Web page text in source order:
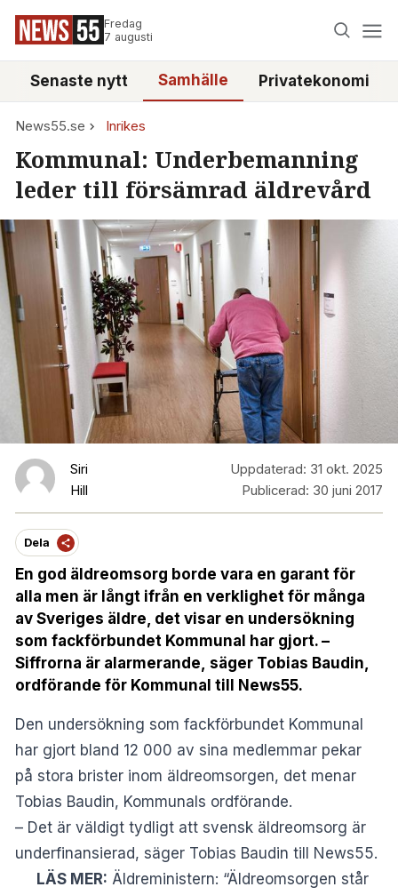
Fredag
7 augusti
Senaste nytt Samhälle Privatekonomi
News55.se Inrikes
Kommunal: Underbemanning
leder till försämrad äldrevård
Siri
Hill
Uppdaterad: 31 okt. 2025
Publicerad: 30 juni 2017
Dela
En god äldreomsorg borde vara en garant för
alla men är långt ifrån en verklighet för många
av Sveriges äldre, det visar en undersökning
som fackförbundet Kommunal har gjort. –
Siffrorna är alarmerande, säger Tobias Baudin,
ordförande för Kommunal till News55.
Den undersökning som fackförbundet Kommunal
har gjort bland 12 000 av sina medlemmar pekar
på stora brister inom äldreomsorgen, det menar
Tobias Baudin, Kommunals ordförande.
– Det är väldigt tydligt att svensk äldreomsorg är
underfinansierad, säger Tobias Baudin till News55.
LÄS MER: Äldreministern: “Äldreomsorgen står